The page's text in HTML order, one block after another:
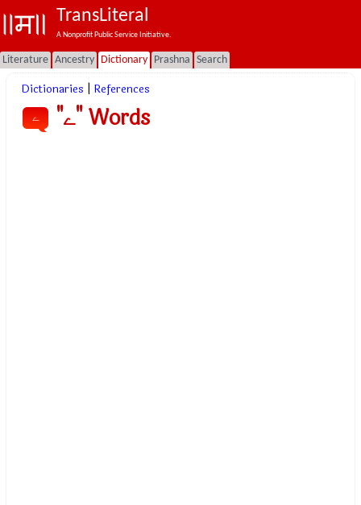
TransLiteral
A Nonprofit Public Service Initiative.
Literature Ancestry Dictionary Prashna Search
Dictionaries References
ے "ے" Words